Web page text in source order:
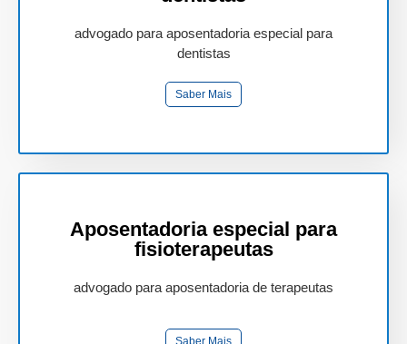
advogado para aposentadoria especial para
dentistas
Saber Mais
Aposentadoria especial para
fisioterapeutas
advogado para aposentadoria de terapeutas